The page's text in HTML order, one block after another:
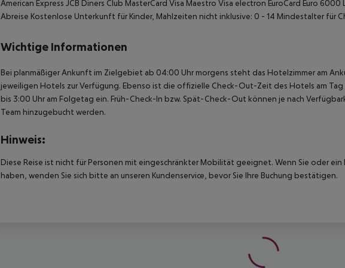
American Express JCB Diners Club MasterCard Visa Maestro Visa electron EuroCard Euro
Abreise Kostenlose Unterkunft für Kinder, Mahlzeiten nicht inklusive: 0 - 14 Mindestalter für
Wichtige Informationen
Bei planmäßiger Ankunft im Zielgebiet ab 04:00 Uhr morgens steht das Hotelzimmer am
jeweiligen Hotels zur Verfügung. Ebenso ist die offizielle Check-Out-Zeit des Hotels am Tag
bis 3:00 Uhr am Folgetag ein. Früh-Check-In bzw. Spät-Check-Out können je nach
Team hinzugebucht werden.
Hinweis:
Diese Reise ist nicht für Personen mit eingeschränkter Mobilität geeignet. Wenn Sie oder
haben, wenden Sie sich bitte an unseren Kundenservice, bevor Sie Ihre Buchung bestätigen.